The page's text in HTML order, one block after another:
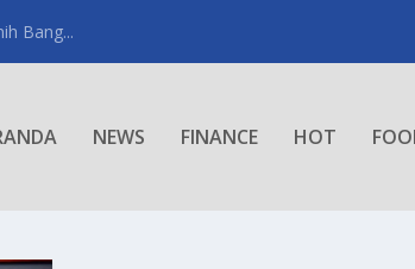
Bang...
NEWS FINANCE HOT